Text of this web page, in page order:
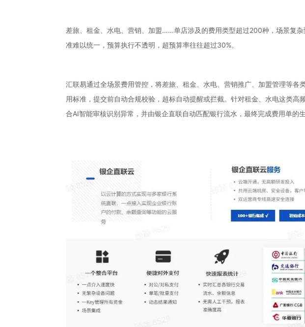
差旅、租金、水电、营销、加盟……单店涉及的费用类型超过200种，场景复
准难以统一，预算执行不透明，超预算率往往超过30%。
汇联易通过全场景费用管控，将差旅、租金、水电、营销推广、加盟管理等各
用标准，提交前自动合规校验，超标自动提醒或拦截。针对租金、水电这类高
合AI智能审核识别异常，并由银企直联自动匹配银行流水，最终完成费用单的生